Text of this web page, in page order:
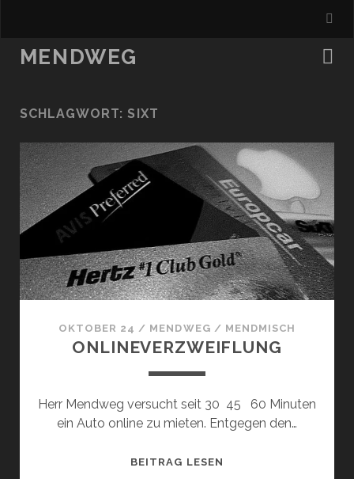
MENDWEG
SCHLAGWORT:SIXT
OKTOBER 24 / MENDWEG / MENDMISCH
ONLINEVERZWEIFLUNG
Herr Mendweg versucht seit 30 45 60 Minuten
ein Auto online zu mieten. Entgegen den…
BEITRAG LESEN